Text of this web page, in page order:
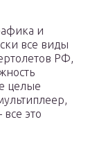
и
все виды
РФ,
целые
это